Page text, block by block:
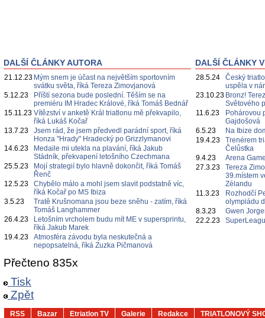
DALŠÍ ČLÁNKY AUTORA
21.12.23 Mým snem je účast na největším sportovním
svátku světa, říká Tereza Zimovjanová
5.12.23
Příští sezona bude poslední. Těším se na
premiéru IM Hradec Králové, říká Tomáš Bednář
15.11.23 Vítězství v anketě Král triatlonu mě překvapilo,
říká Lukáš Kočař
13.7.23
Jsem rád, že jsem předvedl parádní sport, říká
Honza "Hrady" Hradecký po Grizzlymanovi
14.6.23
Medaile mi utekla na plavání, říká Jakub
Stádník, překvapení letošního Czechmana
25.5.23
Mojí strategií bylo hlavně dokončit, říká Tomáš
Řenč
12.5.23
Chybělo málo a mohl jsem slavit podstatně víc,
říká Kočař po MS Ibiza
3.5.23
Tratě Krušnomana jsou beze sněhu - zatím, říká
Tomáš Langhammer
26.4.23
Letošním vrcholem budu mít ME v supersprintu,
říká Jakub Marek
19.4.23
Atmosféra závodu byla neskutečná a
nepopsatelná, říká Zuzka Pičmanová
DALŠÍ ČLÁNKY
28.5.24
Český
uspěla v
23.10.23 Bronz!
Světového
11.6.23
Pohárovou
Gajdošová
6.5.23
Na Ibize
19.4.23
Trenérem
Čelůstka
9.4.23
Arena
27.3.23
Tereza
39.místem
Zélandu
11.3.23
Rozhodčí
olympiádu
8.3.23
Gwen
22.2.23
Přečteno 835x
Tisk
Zpět
RSS Bazar Etriatlon TV Galerie Redakce
TRIATLONOVÝ